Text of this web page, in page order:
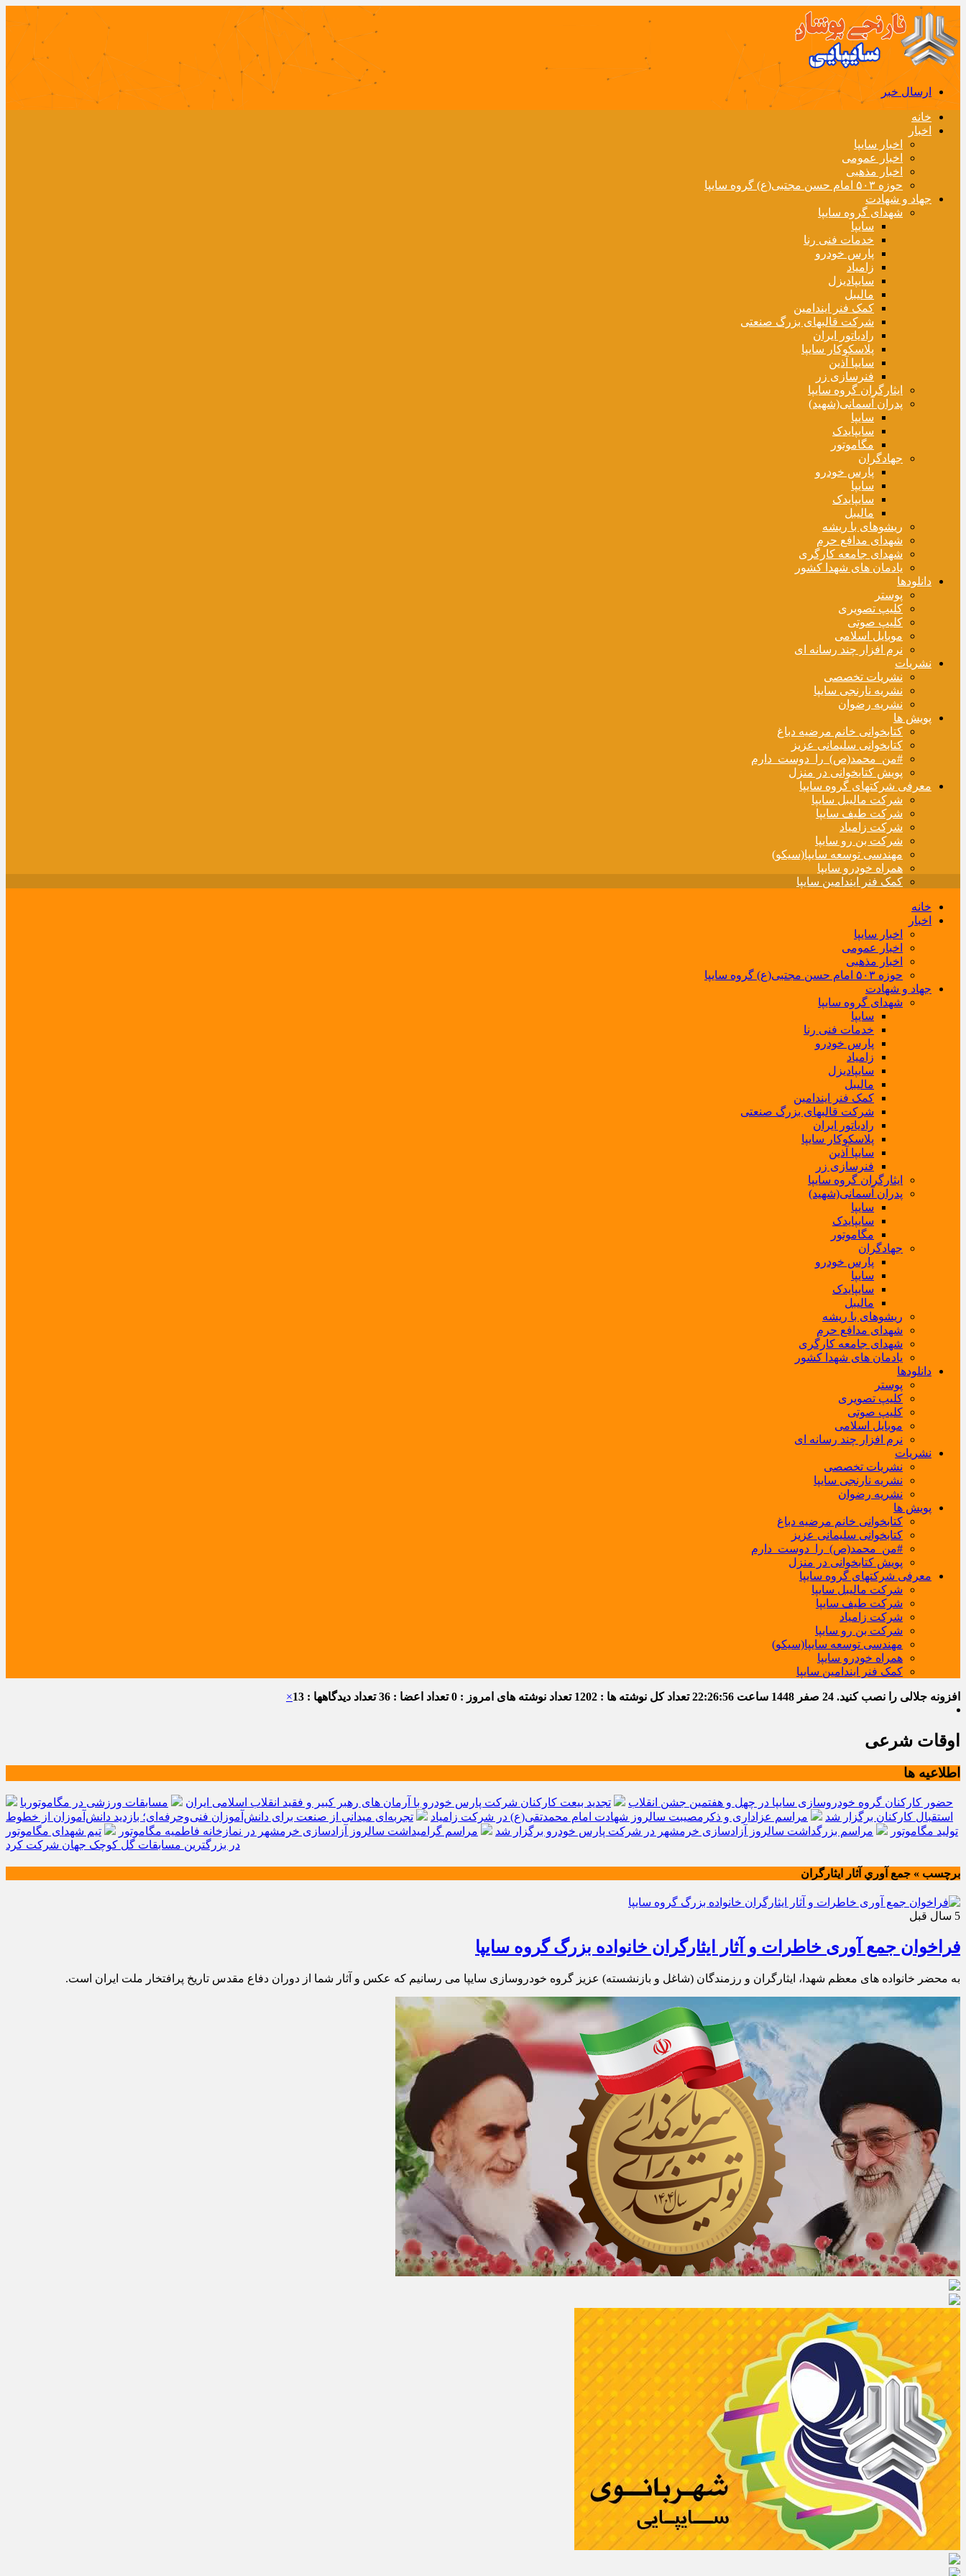
ارسال خبر
خانه
اخبار
اخبار سایپا
اخبار عمومی
اخبار مذهبی
حوزه ۵۰۳ امام حسن مجتبی(ع) گروه سایپا
جهاد و شهادت
شهدای گروه سایپا
سایپا
خدمات فنی رنا
پارس خودرو
زامیاد
سایپادیزل
مالیبل
کمک فنر ایندامین
شرکت قالبهای بزرگ صنعتی
رادیاتور ایران
پلاسکوکار سایپا
سایپا آذین
فنرسازی زر
ایثارگران گروه سایپا
پدران آسمانی(شهید)
سایپا
سایپایدک
مگاموتور
جهادگران
پارس خودرو
سایپا
سایپایدک
مالیبل
ریشوهای با ریشه
شهدای مدافع حرم
شهدای جامعه کارگری
یادمان های شهدا کشور
دانلودها
پوستر
کلیپ تصویری
کلیپ صوتی
موبایل اسلامی
نرم افزار چند رسانه ای
نشریات
نشریات تخصصی
نشریه نارنجی سایپا
نشریه رضوان
پویش ها
کتابخوانی خانم مرضیه دباغ
کتابخوانی سلیمانی عزیز
#من_محمد(ص)_را_دوست_دارم
پویش کتابخوانی در منزل
معرفی شرکتهای گروه سایپا
شرکت مالیبل سایپا
شرکت طیف سایپا
شرکت زامیاد
شرکت بن رو سایپا
مهندسی توسعه سایپا(سیکو)
همراه خودرو سایپا
کمک فنر ایندامین سایپا
خانه
اخبار
اخبار سایپا
اخبار عمومی
اخبار مذهبی
حوزه ۵۰۳ امام حسن مجتبی(ع) گروه سایپا
جهاد و شهادت
شهدای گروه سایپا
سایپا
خدمات فنی رنا
پارس خودرو
زامیاد
سایپادیزل
مالیبل
کمک فنر ایندامین
شرکت قالبهای بزرگ صنعتی
رادیاتور ایران
پلاسکوکار سایپا
سایپا آذین
فنرسازی زر
ایثارگران گروه سایپا
پدران آسمانی(شهید)
سایپا
سایپایدک
مگاموتور
جهادگران
پارس خودرو
سایپا
سایپایدک
مالیبل
ریشوهای با ریشه
شهدای مدافع حرم
شهدای جامعه کارگری
یادمان های شهدا کشور
دانلودها
پوستر
کلیپ تصویری
کلیپ صوتی
موبایل اسلامی
نرم افزار چند رسانه ای
نشریات
نشریات تخصصی
نشریه نارنجی سایپا
نشریه رضوان
پویش ها
کتابخوانی خانم مرضیه دباغ
کتابخوانی سلیمانی عزیز
#من_محمد(ص)_را_دوست_دارم
پویش کتابخوانی در منزل
معرفی شرکتهای گروه سایپا
شرکت مالیبل سایپا
شرکت طیف سایپا
شرکت زامیاد
شرکت بن رو سایپا
مهندسی توسعه سایپا(سیکو)
همراه خودرو سایپا
کمک فنر ایندامین سایپا
افزونه جلالی را نصب کنید. 24 صفر 1448 ساعت 22:26:57تعداد کل نوشته ها : 1202 تعداد نوشته های امروز : 0 تعداد اعضا : 36 تعداد دیدگاهها : 13 ×
اوقات شرعی
اطلاعیه ها
حضور کارکنان گروه خودروسازی سایپا در چهل و هفتمین جشن انقلاب تجدید بیعت کارکنان شرکت پارس خودرو با آرمان های رهبر کبیر و فقید انقلاب اسلامی ایران
مسابقات ورزشی در مگاموتوربا
استقبال کارکنان برگزار شد
مراسم عزاداری و ذکرمصیبت سالروز شهادت امام محمدتقی(ع) در شرکت زامیاد
تجربه‌ای میدانی از صنعت برای دانش‌آموزان فنی‌وحرفه‌ای؛ بازدید دانش‌آموزان از خطوط
تولید مگاموتور
مراسم بزرگداشت سالروز آزادسازی خرمشهر در شرکت پارس خودرو برگزار شد مراسم گرامیداشت سالروز آزادسازی خرمشهر در نمازخانه فاطمیه مگاموتور
تیم شهدای مگاموتور
در بزرگترین مسابقات گل کوچک جهان شرکت کرد
برچسب » جمع آوري آثار ايثارگران
5 سال قبل
فراخوان جمع آوری خاطرات و آثار ایثارگران خانواده بزرگ گروه سایپا
به محضر خانواده های معظم شهدا، ایثارگران و رزمندگان (شاغل و بازنشسته) عزیز گروه خودروسازی سایپا می رسانیم که عکس و آثار شما از دوران دفاع مقدس تاریخ پرافتخار ملت ایران است.